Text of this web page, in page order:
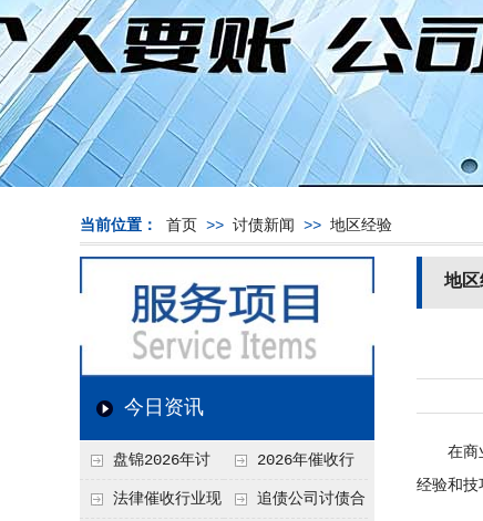
当前位置： 首页 >> 讨债新闻 >> 地区经验
今日资讯
盘锦2026年讨
债新趋势
2026年催收行
业发展现状、竞争格
法律催收行业现 追债公司讨债合
地
在商业
经验和技